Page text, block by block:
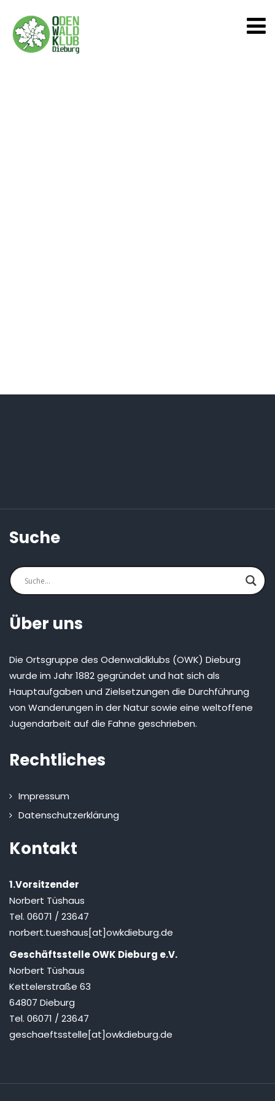
Suche
Über uns
Die Ortsgruppe des Odenwaldklubs (OWK) Dieburg
wurde im Jahr 1882 gegründet und hat sich als
Hauptaufgaben und Zielsetzungen die Durchführung
von Wanderungen in der Natur sowie eine weltoffene
Jugendarbeit auf die Fahne geschrieben.
Rechtliches
Impressum
Datenschutzerklärung
Kontakt
1.Vorsitzender
Norbert Tüshaus
Tel. 06071 / 23647
norbert.tueshaus[at]owkdieburg.de
Geschäftsstelle OWK Dieburg e.V.
Norbert Tüshaus
Kettelerstraße 63
64807 Dieburg
Tel. 06071 / 23647
geschaeftsstelle[at]owkdieburg.de